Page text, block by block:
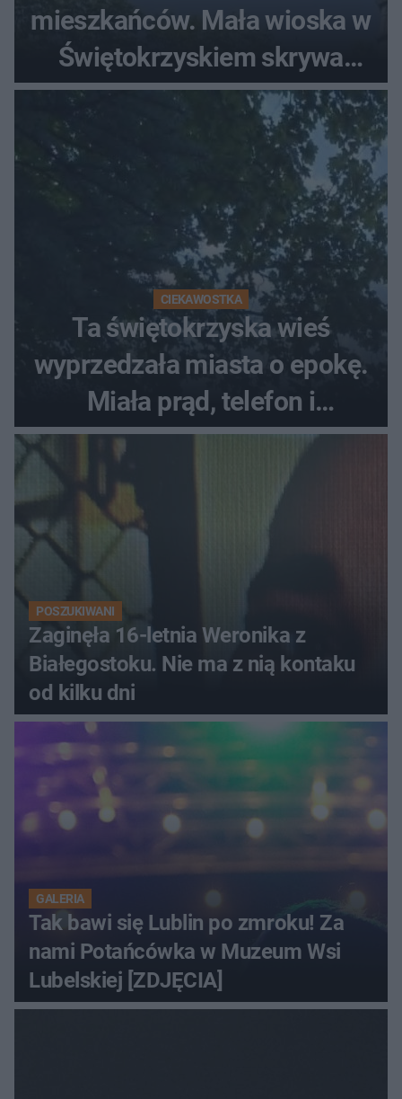
mieszkańców. Mała wioska w
Świętokrzyskiem skrywa
zabytki, bywał tu nawet król
CIEKAWOSTKA
Ta świętokrzyska wieś
wyprzedzała miasta o epokę.
Miała prąd, telefon i
luksusowe auto
POSZUKIWANI
Zaginęła 16-letnia Weronika z
Białegostoku. Nie ma z nią kontaku
od kilku dni
GALERIA
Tak bawi się Lublin po zmroku! Za
nami Potańcówka w Muzeum Wsi
Lubelskiej [ZDJĘCIA]